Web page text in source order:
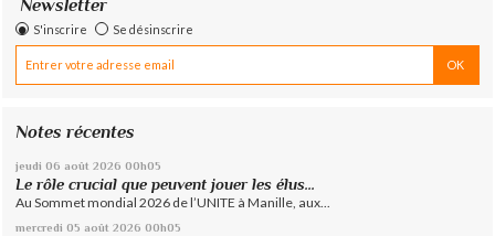
Newsletter
S'inscrire Se désinscrire
Notes récentes
jeudi 06 août 2026 00h05
Le rôle crucial que peuvent jouer les élus...
Au Sommet mondial 2026 de l’UNITE à Manille, aux...
mercredi 05 août 2026 00h05